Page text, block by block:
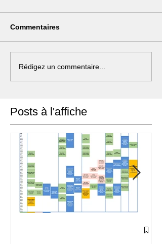
Commentaires
Rédigez un commentaire...
Posts à l'affiche